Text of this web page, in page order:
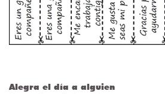
Alegra el día a alguien